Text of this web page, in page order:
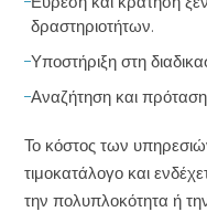
δραστηριοτήτων.
Υποστήριξη στη
Αναζήτηση και πρόταση
Το κόστος των
τιμοκατάλογο και
την πολυπλοκότητα ή